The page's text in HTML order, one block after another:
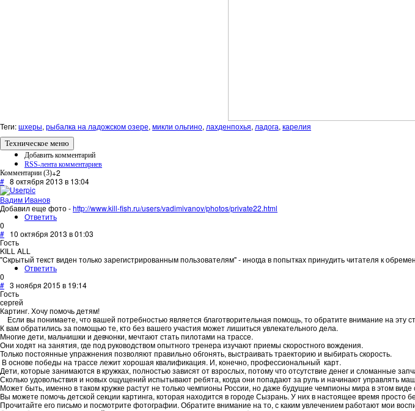
Теги:шхеры, рыбалка на ладожском озере, микли ольгино, лахденпохья, ладога, карелия
Техническое меню
Добавить комментарий
RSS-лента комментариев
Комментарии (3)+2
# 8 октября 2013 в 13:04
Вадим Иванов
Добавил еще фото -http://www.kill-fish.ru/users/vadimivanov/photos/private22.html
Ответить
0
# 10 октября 2013 в 01:03
Гость
KILL ALL
"Cкрытый текст виден только зарегистрированным пользователям" - иногда в попытках принудить читателя к
Ответить
0
# 3 ноября 2015 в 19:14
Гость
сергей
Картинг. Хочу помочь детям!
Если вы понимаете, что вашей потребностью является благотворительная помощь, то обратите внимание на эту
К вам обратились за помощью те, кто без вашего участия может лишиться увлекательного дела.
Многие дети, мальчишки и девчонки, мечтают стать пилотами на трассе.
Они ходят на занятия, где под руководством опытного тренера изучают приемы скоростного вождения.
Только постоянные упражнения позволяют правильно обгонять, выстраивать траекторию и выбирать скорость.
В основе победы на трассе лежит хорошая квалификация. И, конечно, профессиональный карт.
Дети, которые занимаются в кружках, полностью зависят от взрослых, потому что отсутствие денег и сломанные
Сколько удовольствия и новых ощущений испытывают ребята, когда они попадают за руль и начинают управлять
Может быть, именно в таком кружке растут не только чемпионы России, но даже будущие чемпионы мира в этом виде
Вы можете помочь детской секции картинга, которая находится в городе Сызрань. У них в настоящее время
Прочитайте его письмо и посмотрите фотографии. Обратите внимание на то, с каким увлечением работают мои